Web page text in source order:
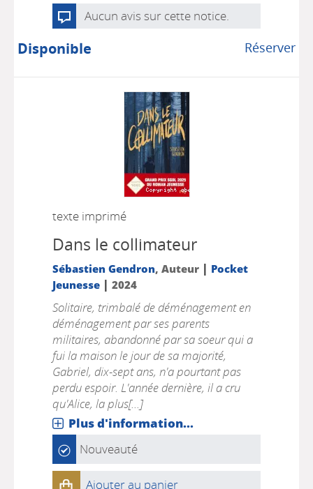
Aucun avis sur cette notice.
Réserver
Disponible
texte imprimé
Dans le collimateur
Sébastien Gendron, Auteur | Pocket
Jeunesse| 2024
Solitaire, trimbalé de déménagement en
déménagement par ses parents
militaires, abandonné par sa soeur qui a
fui la maison le jour de sa majorité,
Gabriel, dix-sept ans, n'a pourtant pas
perdu espoir. L'année dernière, il a cru
qu'Alice, la plus[...]
Plus d'information...
Nouveauté
Ajouter au panier